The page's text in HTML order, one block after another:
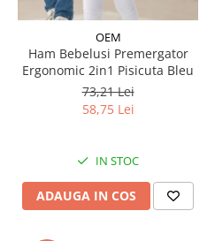
OEM
Ham Bebelusi Premergator
Ergonomic 2in1 Pisicuta Bleu
73,21 Lei
58,75 Lei
IN STOC
ADAUGA IN COS